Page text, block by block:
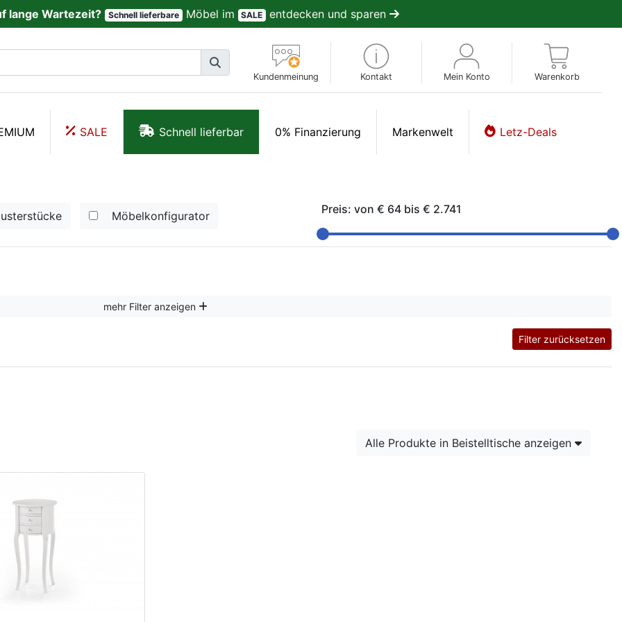
lange Wartezeit? Schnell lieferbare Möbel im SALE entdecken und sparen
Kundenmeinung Kontakt Mein Konto Warenkorb
SALE Schnell lieferbar 0% Finanzierung Markenwelt Letz-Deals
Möbelkonfigurator Preis: von € 64 bis € 2.741
mehr Filter anzeigen
Filter zurücksetzen
Alle Produkte in Beistelltische anzeigen